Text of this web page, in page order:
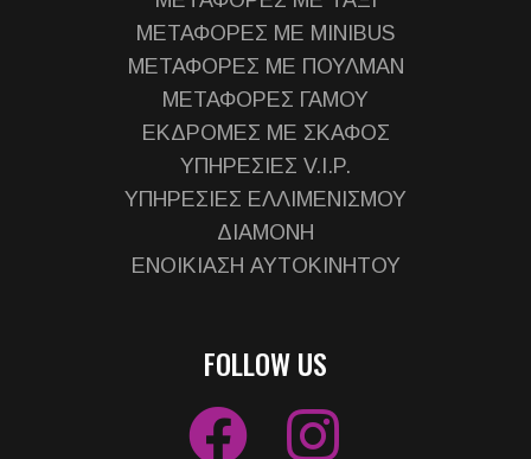
ΜΕΤΑΦΟΡΕΣ ΜΕ MINIBUS
ΜΕΤΑΦΟΡΕΣ ΜΕ ΠΟΥΛΜΑΝ
ΜΕΤΑΦΟΡΕΣ ΓΑΜΟΥ
ΕΚΔΡΟΜΕΣ ΜΕ ΣΚΑΦΟΣ
ΥΠΗΡΕΣΙΕΣ V.I.P.
ΥΠΗΡΕΣΙΕΣ ΕΛΛΙΜΕΝΙΣΜΟΥ
ΔΙΑΜΟΝΗ
ΕΝΟΙΚΙΑΣΗ ΑΥΤΟΚΙΝΗΤΟΥ
FOLLOW US